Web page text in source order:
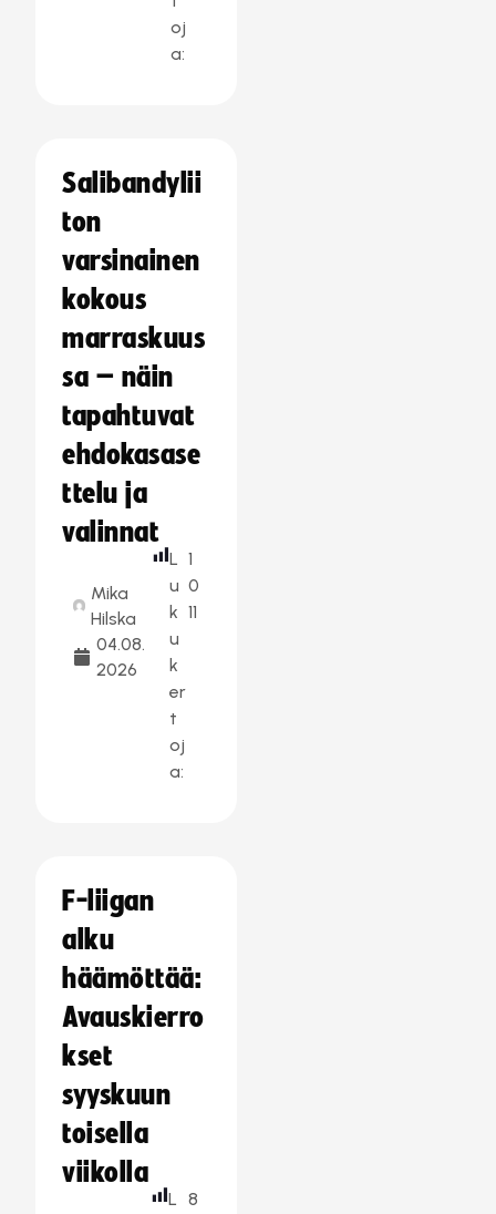
oj
a:
Salibandylii
ton
varsinainen
kokous
marraskuus
sa – näin
tapahtuvat
ehdokasase
ttelu ja
valinnat
Mika
Hilska
04.08.
2026
L
u
k
u
k
er
t
oj
a:
1
0
11
F-liigan
alku
häämöttää:
Avauskierro
kset
syyskuun
toisella
viikolla
L 8